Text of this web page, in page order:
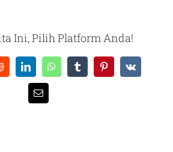
Ini, Pilih Platform Anda!
LinkedInWhatsAppTumblrPinterest
Vk
Email